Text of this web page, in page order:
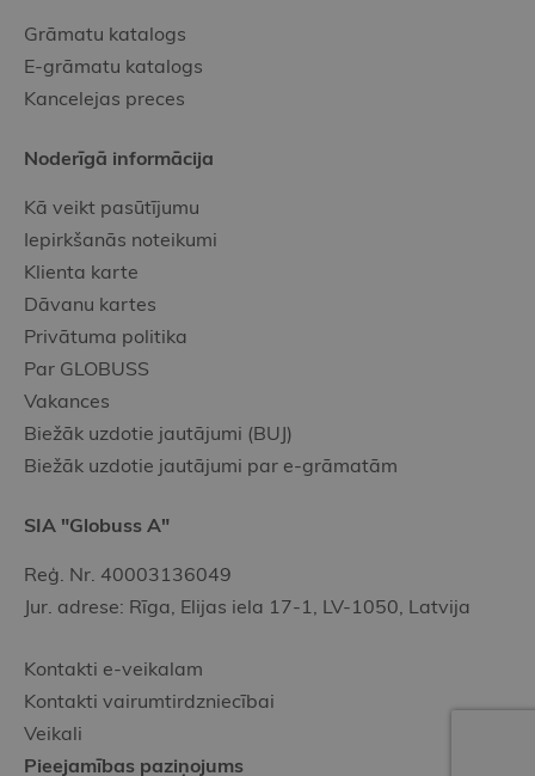
Grāmatu katalogs
E-grāmatu katalogs
Kancelejas preces
Noderīgā informācija
Kā veikt pasūtījumu
Iepirkšanās noteikumi
Klienta karte
Dāvanu kartes
Privātuma politika
Par GLOBUSS
Vakances
Biežāk uzdotie jautājumi (BUJ)
Biežāk uzdotie jautājumi par e-grāmatām
SIA "Globuss A"
Reģ. Nr. 40003136049
Jur. adrese: Rīga, Elijas iela 17-1, LV-1050, Latvija
Kontakti e-veikalam
Kontakti vairumtirdzniecībai
Veikali
Pieejamības paziņojums